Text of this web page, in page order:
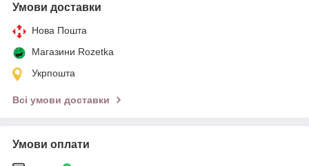
Умови доставки
Нова Пошта
Магазини Rozetka
Укрпошта
Всі умови доставки
Умови оплати